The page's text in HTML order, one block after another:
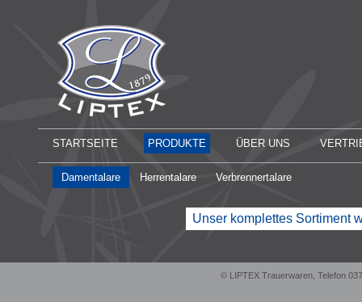
STARTSEITE PRODUKTE ÜBER UNS
Damentalare Herrentalare Verbrennertalare
Unser komplettes Sortiment
© LIPTEX Trauerwaren, Telefon